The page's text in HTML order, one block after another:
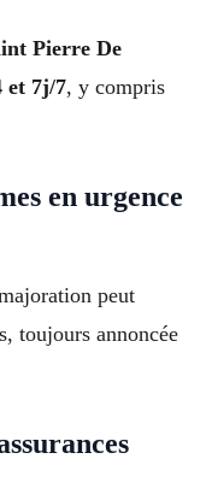
Pierre De
et 7j/7, y compris
en urgence
peut
toujours annoncée